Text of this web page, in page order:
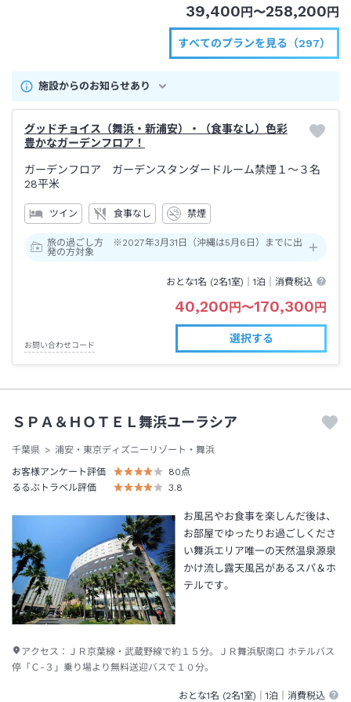
39,400円〜258,200円
すべてのプランを見る（297）
施設からのお知らせあり
グッドチョイス（舞浜・新浦安）・（食事なし）色彩
豊かなガーデンフロア！
ガーデンフロア ガーデンスタンダードルーム禁煙１～３名
28平米
ツイン 食事なし 禁煙
旅の過ごし方 ※2027年3月31日（沖縄は5月6日）までに出
発の方対象
おとな1名 (2名1室)｜1泊 ｜消費税込
40,200円〜170,300円
お問い合わせコード
選択する
ＳＰＡ＆ＨＯＴＥＬ舞浜ユーラシア
千葉県
浦安・東京ディズニーリゾート・舞浜
お客様アンケート評価
80点
るるぶトラベル評価
3.8
お風呂やお食事を楽しんだ後は、
お部屋でゆったりお過ごしくださ
い舞浜エリア唯一の天然温泉源泉
かけ流し露天風呂があるスパ＆ホ
テルです。
アクセス： ＪＲ京葉線・武蔵野線で約１５分。ＪＲ舞浜駅南口 ホテルバス
停「Ｃ-３」乗り場より無料送迎バスで１０分。
おとな1名 (2名1室)｜1泊 ｜消費税込